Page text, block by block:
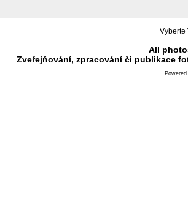
Vyberte
All
Zveřejňování, zpracování či publikace